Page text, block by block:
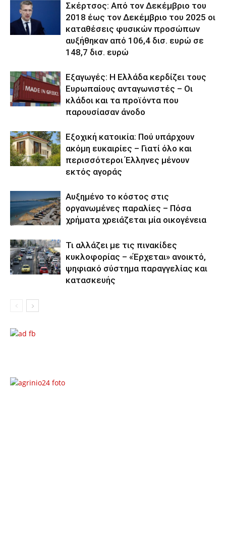
Σκέρτσος: Από τον Δεκέμβριο του
2018 έως τον Δεκέμβριο του 2025 οι
καταθέσεις φυσικών προσώπων
αυξήθηκαν από 106,4 δισ. ευρώ σε
148,7 δισ. ευρώ
Εξαγωγές: Η Ελλάδα κερδίζει τους
Ευρωπαίους ανταγωνιστές – Οι
κλάδοι και τα προϊόντα που
παρουσίασαν άνοδο
Εξοχική κατοικία: Πού υπάρχουν
ακόμη ευκαιρίες – Γιατί όλο και
περισσότεροι Έλληνες μένουν
εκτός αγοράς
Αυξημένο το κόστος στις
οργανωμένες παραλίες – Πόσα
χρήματα χρειάζεται μία οικογένεια
Τι αλλάζει με τις πινακίδες
κυκλοφορίας – «Έρχεται» ανοικτό,
ψηφιακό σύστημα παραγγελίας και
κατασκευής